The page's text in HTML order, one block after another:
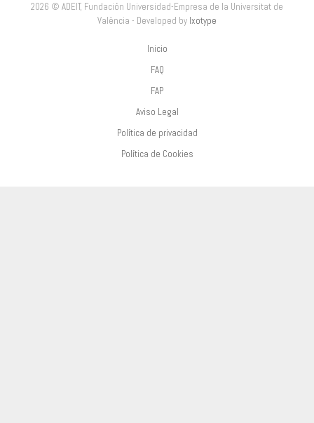
2026 © ADEIT, Fundación Universidad-Empresa de la Universitat de
València - Developed by Ixotype
Inicio
FAQ
FAP
Aviso Legal
Política de privacidad
Política de Cookies